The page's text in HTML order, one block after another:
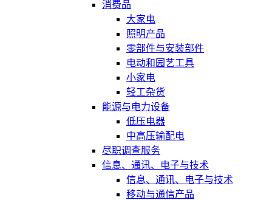
消费品
大家电
照明产品
零部件与安装部件
电动和园艺工具
小家电
轻工杂货
能源与电力设备
低压电器
中高压输配电
尽职调查服务
信息、通讯、电子与技术
信息、通讯、电子与技术
移动与通信产品